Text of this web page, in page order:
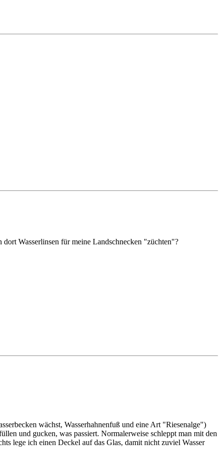
Wasserlinsen für meine Landschnecken "züchten"?
wächst, Wasserhahnenfuß und eine Art "Riesenalge")
und gucken, was passiert. Normalerweise schleppt man mit den
lege ich einen Deckel auf das Glas, damit nicht zuviel Wasser